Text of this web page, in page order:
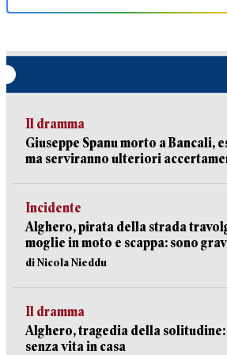
Il dramma
Giuseppe Spanu morto a Bancali,
ma serviranno ulteriori
Incidente
Alghero, pirata della strada
moglie in moto e scappa: sono
di Nicola Nieddu
Il dramma
Alghero, tragedia della
senza vita in casa